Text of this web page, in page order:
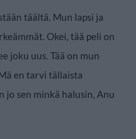
täältä. Mun lapsi ja
Okei, tää peli on
joku uus. Tää on mun
en tarvi tällaista
jo sen minkä halusin, Anu